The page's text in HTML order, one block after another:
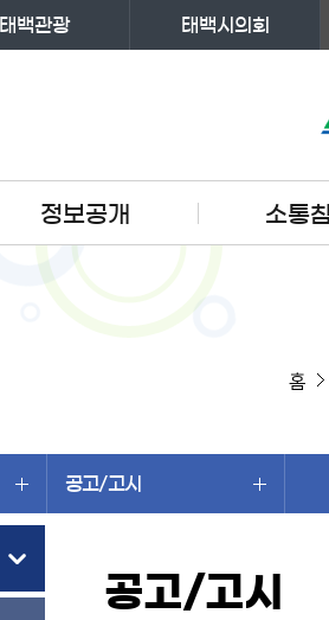
태백관광 태백시의회
정보공개 소통
홈
공고/고시
공고/고시